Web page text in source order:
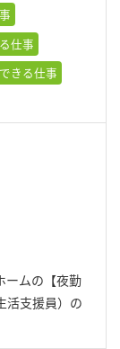
仕事
きる仕事
ームの【夜勤
活支援員）の